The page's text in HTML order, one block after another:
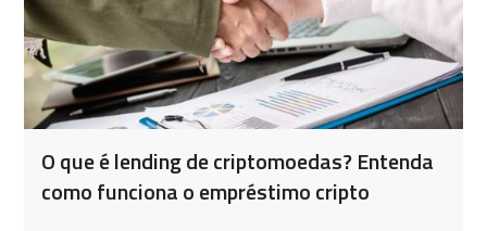
O que é lending de criptomoedas? Entenda
como funciona o empréstimo cripto